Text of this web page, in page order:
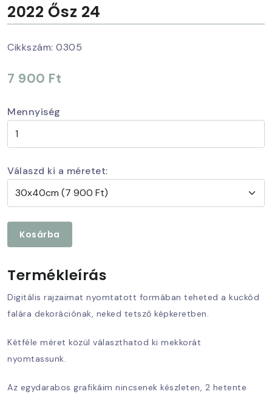
2022 Ősz 24
Cikkszám: 0305
7 900 Ft
Mennyiség
Válaszd ki a méretet:
Kosárba
Termékleírás
Digitális rajzaimat nyomtatott formában teheted a kuckód
falára dekorációnak, neked tetsző képkeretben.
Kétféle méret közül választhatod ki mekkorát
nyomtassunk.
Az egydarabos grafikáim nincsenek készleten, 2 hetente